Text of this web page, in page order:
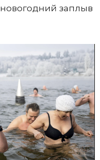
новогодний заплыв